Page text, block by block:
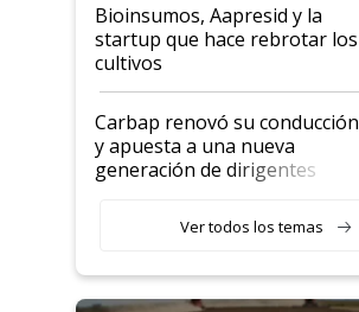
Bioinsumos, Aapresid y la
startup que hace rebrotar los
cultivos
Carbap renovó su conducción
y apuesta a una nueva
generación de dirigentes
Ver todos los temas